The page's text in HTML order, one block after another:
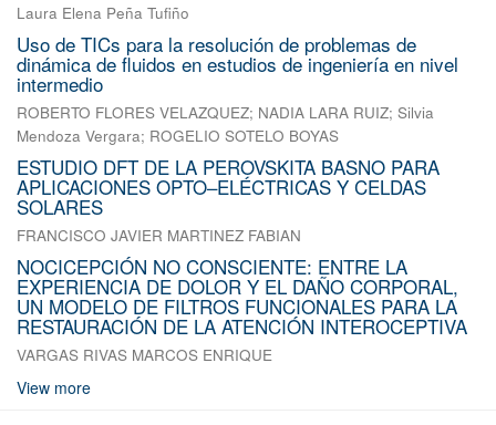
Laura Elena Peña Tufiño
Uso de TICs para la resolución de problemas de
dinámica de fluidos en estudios de ingeniería en nivel
intermedio
ROBERTO FLORES VELAZQUEZ; NADIA LARA RUIZ; Silvia
Mendoza Vergara; ROGELIO SOTELO BOYAS
ESTUDIO DFT DE LA PEROVSKITA BASNO PARA
APLICACIONES OPTO–ELÉCTRICAS Y CELDAS
SOLARES
FRANCISCO JAVIER MARTINEZ FABIAN
NOCICEPCIÓN NO CONSCIENTE: ENTRE LA
EXPERIENCIA DE DOLOR Y EL DAÑO CORPORAL,
UN MODELO DE FILTROS FUNCIONALES PARA LA
RESTAURACIÓN DE LA ATENCIÓN INTEROCEPTIVA
VARGAS RIVAS MARCOS ENRIQUE
View more